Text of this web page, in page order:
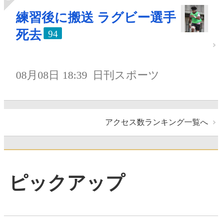
練習後に搬送 ラグビー選手
死去
94
08月08日 18:39 日刊スポーツ
アクセス数ランキング一覧へ
ピックアップ